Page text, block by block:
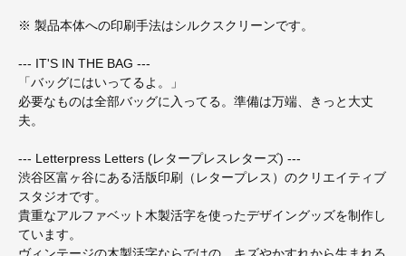
※ 製品本体への印刷手法はシルクスクリーンです。
--- IT'S IN THE BAG ---
「バッグにはいってるよ。」
必要なものは全部バッグに入ってる。準備は万端、きっと大丈
夫。
--- Letterpress Letters (レタープレスレターズ) ---
渋谷区富ヶ谷にある活版印刷（レタープレス）のクリエイティブ
スタジオです。
貴重なアルファベット木製活字を使ったデザイングッズを制作し
ています。
ヴィンテージの木製活字ならではの、キズやかすれから生まれる